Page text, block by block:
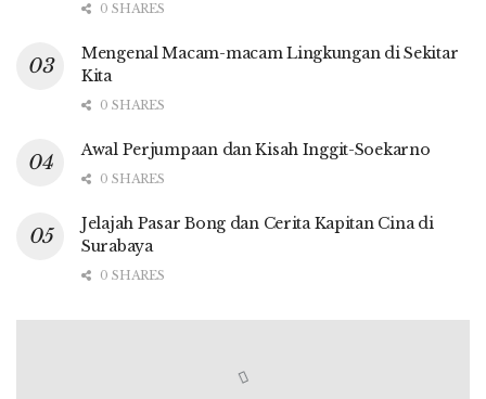
0 SHARES
Mengenal Macam-macam Lingkungan di Sekitar
Kita
0 SHARES
Awal Perjumpaan dan Kisah Inggit-Soekarno
0 SHARES
Jelajah Pasar Bong dan Cerita Kapitan Cina di
Surabaya
0 SHARES